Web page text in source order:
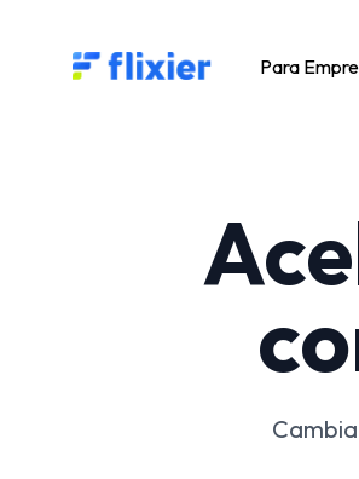
Flixier logo - Home Para